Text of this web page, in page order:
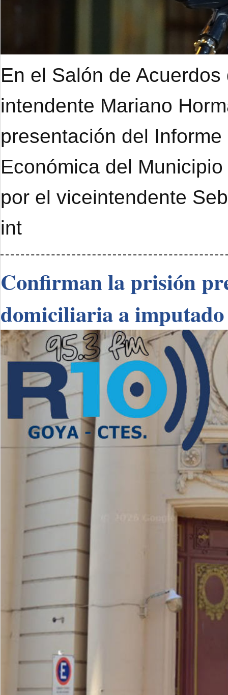
En el Salón de
intendente Mariano
presentación del
Económica del
por el viceintendente
int
Confirman la prisión
domiciliaria a